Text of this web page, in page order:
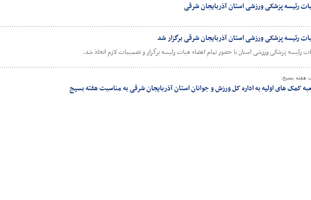
رئیسه پزشکی ورزشی استان آذربایجان شرقی
رئیسه پزشکی ورزشی استان آذربایجان شرقی برگزار شد
رئیسه پزشکی ورزشی استان با حضور تمام اعضاء هیات رئیسه برگزار و تصمیمات لازم اتخاذ شد.
هفته بسیج:
کمک های اولیه به اداره کل ورزش و جوانان استان آذربایجان شرقی به مناسبت هفته بسیج